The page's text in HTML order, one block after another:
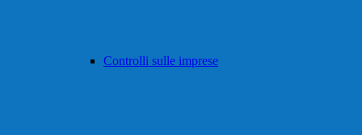
Controlli sulle imprese